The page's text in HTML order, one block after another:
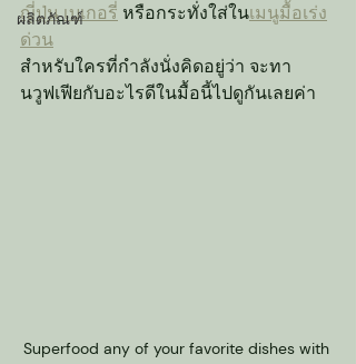
ผลิตภัณฑ์
ญี่ปุ่นเบเกอรี่ หรือกระทั่งใส่ในเมนูมื้อเร่ง
ด่วน
สำหรับใครที่กำลังนั่งคิดอยู่ว่า จะทา
นวูฟเฟียกับอะไรดีในมื้อนี้ไปดูกันเลยค่า
Superfood any of your favorite dishes with